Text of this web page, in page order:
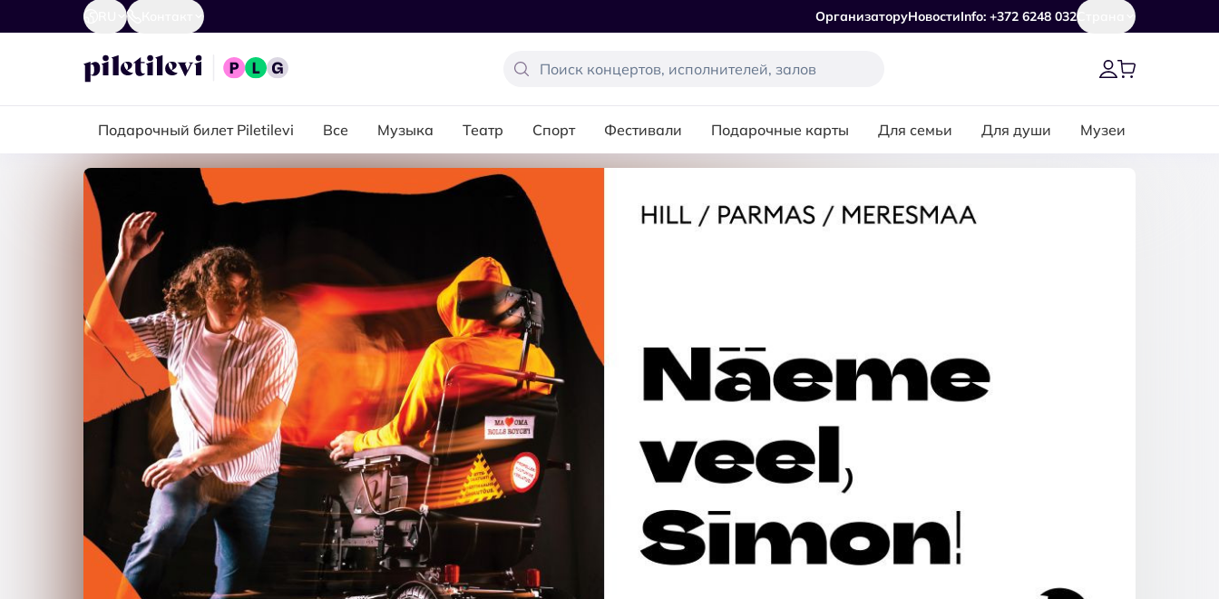
ОрганизаторуНовостиInfo: +372 6248 032Страна
Подарочный билет Piletilevi Все Музыка Театр Спорт Фестивали Подарочные карты Для семьи Для души Музеи